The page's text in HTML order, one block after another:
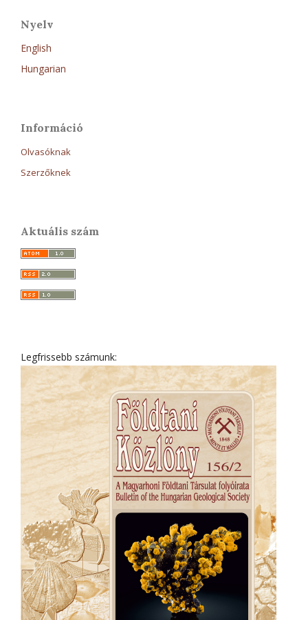
Nyelv
English
Hungarian
Információ
Olvasóknak
Szerzőknek
Aktuális szám
Legfrissebb számunk: